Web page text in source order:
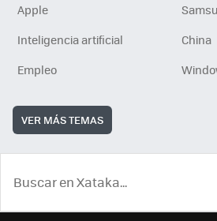
Apple
Inteligencia artificial
China
Empleo
VER MÁS TEMAS